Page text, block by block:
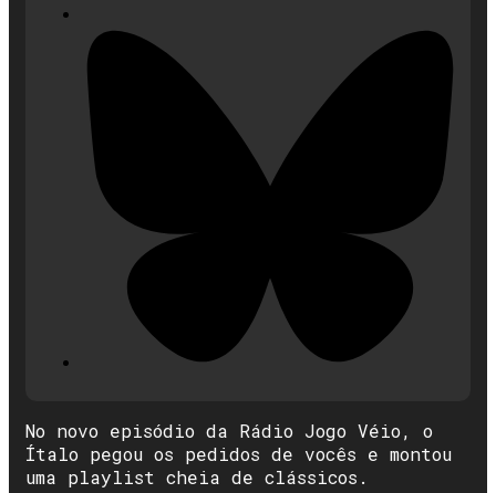
No novo episódio da Rádio Jogo Véio, o
Ítalo pegou os pedidos de vocês e montou
uma playlist cheia de clássicos.